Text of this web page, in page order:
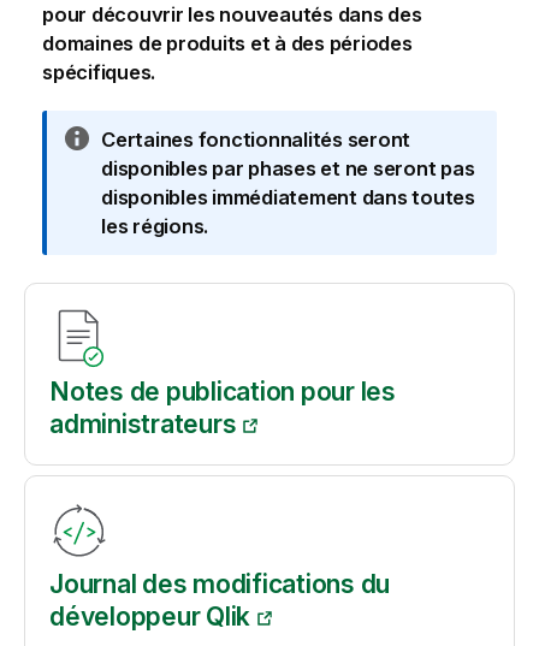
pour découvrir les nouveautés dans des
domaines de produits et à des périodes
spécifiques.
N
o
t
e
r
a
t
o
s
Certaines fonctionnalités seront
disponibles par phases et ne seront pas
disponibles immédiatement dans toutes
les régions.
Notes de publication pour les
administrateurs
Journal des modifications du
développeur Qlik